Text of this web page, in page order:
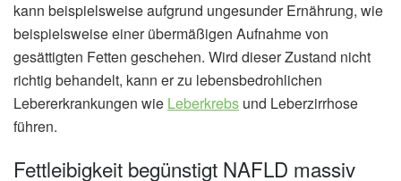
kann beispielsweise aufgrund ungesunder Ernährung, wie
beispielsweise einer übermäßigen Aufnahme von
gesättigten Fetten geschehen. Wird dieser Zustand nicht
richtig behandelt, kann er zu lebensbedrohlichen
Lebererkrankungen wie Leberkrebs und Leberzirrhose
führen.
Fettleibigkeit begünstigt NAFLD massiv